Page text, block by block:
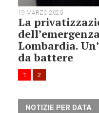
19 MARZO 2020
La
Lombardia.
da battere
1 2
NOTIZIE PER DATA